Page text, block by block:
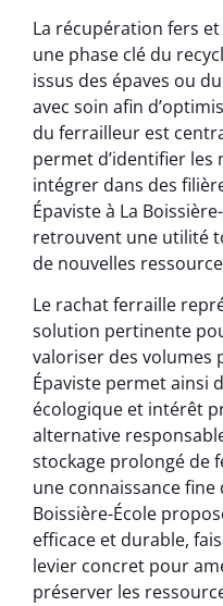
La récupération fers
une phase clé du
issus des épaves ou
avec soin afin
du ferrailleur est
permet d’identifier les
intégrer dans des
Épaviste à La
retrouvent une utilité
de nouvelles
Le rachat ferraille
solution pertinente
valoriser des volumes
Épaviste permet ainsi
écologique et intérêt
alternative
stockage prolongé de
une connaissance
Boissière-École
efficace et durable,
levier concret pour
préserver les